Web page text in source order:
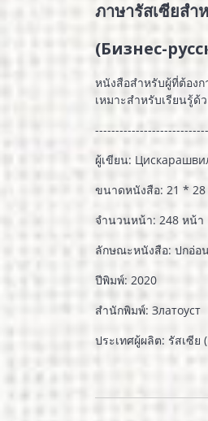
ภาษารัสเซียสำ
(Бизнес-
หนังสือสำหรับผู้ที่ต้อง
เหมาะสำหรับเรียนรู้ด้
ผู้เขียน:
ขนาดหนังสือ: 21 *
จำนวนหน้า: 248 หน้า
ลักษณะหนังสือ: ปกอ่อ
ปีพิมพ์: 2020
สำนักพิมพ์: Златоуст
ประเทศผู้ผลิต: รัสเซีย